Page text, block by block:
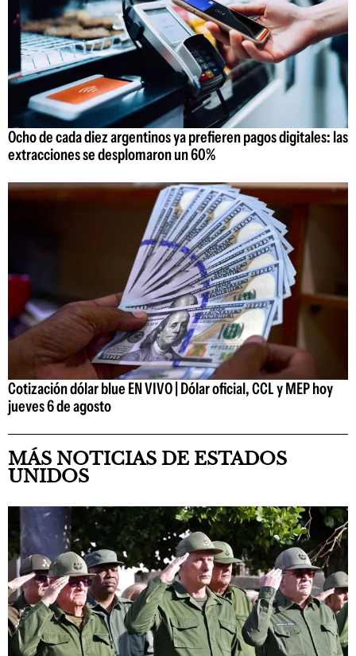
Ocho de cada diez argentinos ya prefieren pagos digitales: las
extracciones se desplomaron un 60%
Cotización dólar blue EN VIVO | Dólar oficial, CCL y MEP hoy
jueves 6 de agosto
MÁS NOTICIAS DE ESTADOS
UNIDOS